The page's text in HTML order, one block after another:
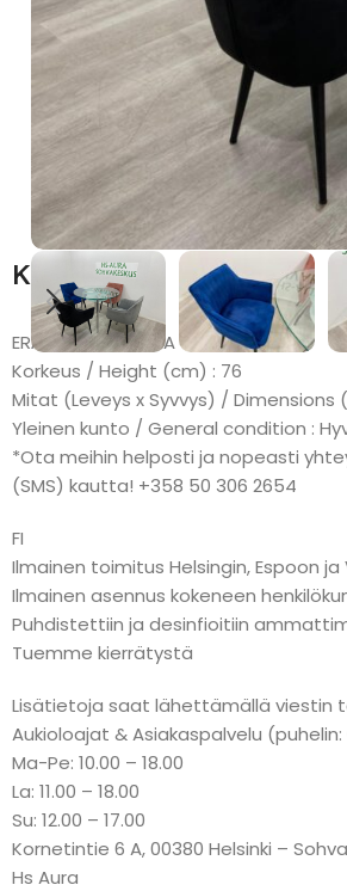
Kuvaus
ERÄMAKSU: KLARNA
Korkeus / Height (cm) : 76
Mitat (Leveys x Syvvys) / Dimensions
Yleinen kunto / General condition :
*Ota meihin helposti ja nopeasti
(SMS) kautta! +358 50 306 2654
FI
Ilmainen toimitus Helsingin, Espoon
Ilmainen asennus kokeneen
Puhdistettiin ja desinfioitiin
Tuemme kierrätystä
Lisätietoja saat lähettämällä viestin
Aukioloajat & Asiakaspalvelu
Ma-Pe: 10.00 – 18.00
La: 11.00 – 18.00
Su: 12.00 – 17.00
Kornetintie 6 A, 00380 Helsinki –
Hs Aura